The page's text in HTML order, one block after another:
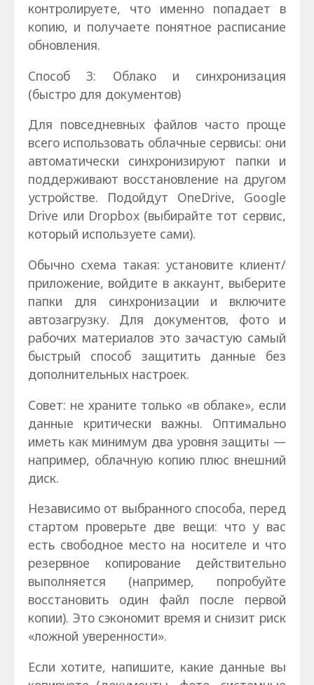
контролируете, что именно попадает в
копию, и получаете понятное расписание
обновления.
Способ 3: Облако и синхронизация
(быстро для документов)
Для повседневных файлов часто проще
всего использовать облачные сервисы: они
автоматически синхронизируют папки и
поддерживают восстановление на другом
устройстве. Подойдут OneDrive, Google
Drive или Dropbox (выбирайте тот сервис,
который используете сами).
Обычно схема такая: установите клиент/
приложение, войдите в аккаунт, выберите
папки для синхронизации и включите
автозагрузку. Для документов, фото и
рабочих материалов это зачастую самый
быстрый способ защитить данные без
дополнительных настроек.
Совет: не храните только «в облаке», если
данные критически важны. Оптимально
иметь как минимум два уровня защиты —
например, облачную копию плюс внешний
диск.
Независимо от выбранного способа, перед
стартом проверьте две вещи: что у вас
есть свободное место на носителе и что
резервное копирование действительно
выполняется (например, попробуйте
восстановить один файл после первой
копии). Это сэкономит время и снизит риск
«ложной уверенности».
Если хотите, напишите, какие данные вы